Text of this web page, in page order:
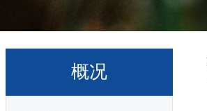
概况